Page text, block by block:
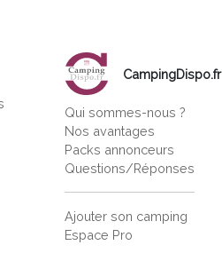
CampingDispo.fr
Qui sommes-nous ?
Nos avantages
Packs annonceurs
Questions/Réponses
Ajouter son camping
Espace Pro